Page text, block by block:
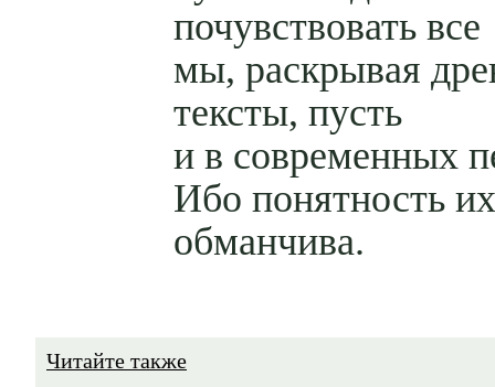
почувствовать все
мы, раскрывая
тексты, пусть
и в современных
Ибо понятность
обманчива.
Читайте также